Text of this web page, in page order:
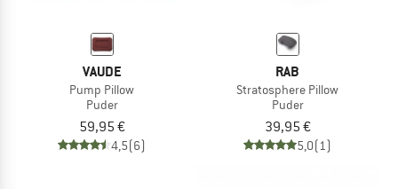
VAUDE
Pump Pillow
Puder
59,95 €
4,5(6)
RAB
Stratosphere Pillow
Puder
39,95 €
5,0(1)